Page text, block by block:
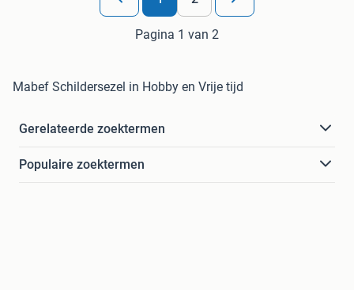
Pagina 1 van 2
Mabef Schildersezel in Hobby en Vrije tijd
Gerelateerde zoektermen
Populaire zoektermen